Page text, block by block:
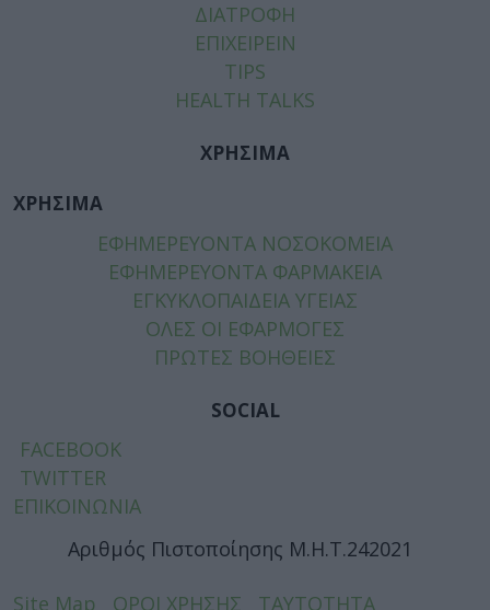
ΔΙΑΤΡΟΦΗ
ΕΠΙΧΕΙΡΕΙΝ
TIPS
HEALTH TALKS
ΧΡΗΣΙΜΑ
ΧΡΗΣΙΜΑ
ΕΦΗΜΕΡΕΥΟΝΤΑ ΝΟΣΟΚΟΜΕΙΑ
ΕΦΗΜΕΡΕΥΟΝΤΑ ΦΑΡΜΑΚΕΙΑ
ΕΓΚΥΚΛΟΠΑΙΔΕΙΑ ΥΓΕΙΑΣ
ΟΛΕΣ ΟΙ ΕΦΑΡΜΟΓΕΣ
ΠΡΩΤΕΣ ΒΟΗΘΕΙΕΣ
SOCIAL
FACEBOOK
TWITTER
ΕΠΙΚΟΙΝΩΝΙΑ
Αριθμός Πιστοποίησης Μ.Η.Τ.242021
Site Map ΟΡΟΙ ΧΡΗΣΗΣ ΤΑΥΤΟΤΗΤΑ